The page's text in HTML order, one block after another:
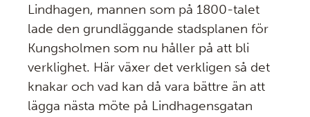
Lindhagen, mannen som på 1800-talet
lade den grundläggande stadsplanen för
Kungsholmen som nu håller på att bli
verklighet. Här växer det verkligen så det
knakar och vad kan då vara bättre än att
lägga nästa möte på Lindhagensgatan